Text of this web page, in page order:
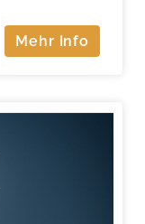
Mehr Info